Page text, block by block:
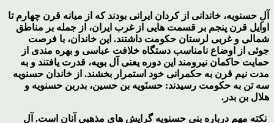
آلِ حسنویه، خاندانی از کردان ایرانی بودند که از میانه قرن چهارم تا
اوایل قرن پنجم بر قسمت هایی از غرب ایران، از جمله بر مناطق
شمالی و غربی لرستان حکومت داشتند. این خاندان، با فرصت
جوئی از اوضاع نامناسب دستگاه خلافت عباسی و بهره مندی از
حمایت حاکمان نیرومند این دوره یعنی آل بویه، قدرت یافتند و به
مدت نیم قرن به حکمرانی خود استمرار بخشند. از خاندان حسنویه
سه تن به حکومت رسیدند: حسنَویه بن حسین، بدربن حسنویه و
هلال بن بدر.
نکته مهم درباره بنی حسنویه گرایش های مذهبی آنان است. آل